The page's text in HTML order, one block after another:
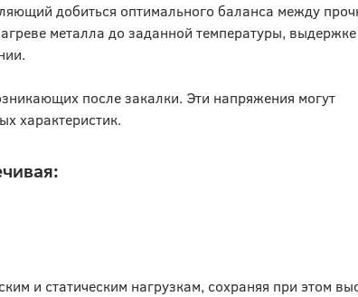
добиться оптимального баланса между
металла до заданной температуры,
после закалки. Эти напряжения могут
характеристик.
и статическим нагрузкам, сохраняя при этом